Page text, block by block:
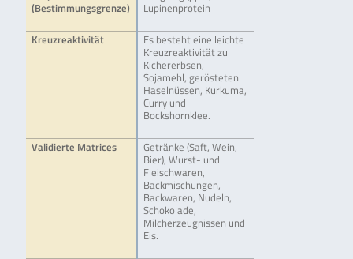
(Bestimmungsgrenze)
Lupinenprotein
Kreuzreaktivität
Es besteht eine leichte
Kreuzreaktivität zu
Kichererbsen,
Sojamehl, gerösteten
Haselnüssen, Kurkuma,
Curry und
Bockshornklee.
Validierte Matrices
Getränke (Saft, Wein,
Bier), Wurst- und
Fleischwaren,
Backmischungen,
Backwaren, Nudeln,
Schokolade,
Milcherzeugnissen und
Eis.